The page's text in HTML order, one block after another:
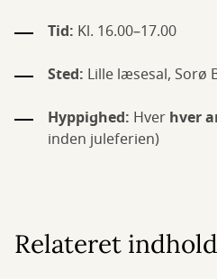
Tid: Kl. 16.00–17.00
Sted: Lille læsesal, Sorø
Hyppighed: Hver hver
inden juleferien)
Relateret indhold